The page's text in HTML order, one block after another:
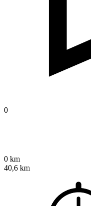
0
0 km
40,6 km